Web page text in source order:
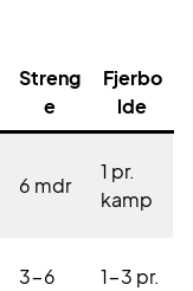
Streng
e
Fjerbo
lde
6 mdr
1 pr.
kamp
3-6
1-3 pr.